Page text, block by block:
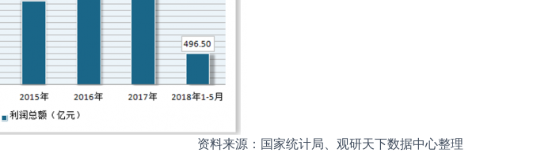
资料来源：国家统计局、观研天下数据中心整理